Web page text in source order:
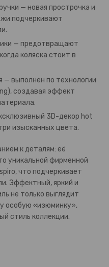
— новая прострочка и
подчеркивают
— предотвращают
коляска стоит в
выполнен по технологии
создавая эффект
3D-декор hot
изысканных цвета.
к деталям: её
уникальной фирменной
что подчеркивает
Эффектный, яркий и
не только выглядит
особую «изюминку»,
стиль коллекции.